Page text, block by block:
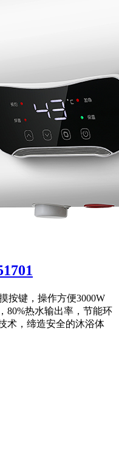
按键，操作方便3000W
80%热水输出率，节能环
术，缔造安全的沐浴体